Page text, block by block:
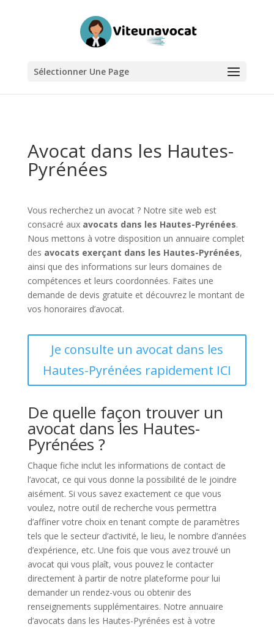
Sélectionner Une Page
Avocat dans les Hautes-
Pyrénées
Vous recherchez un avocat ? Notre site web est
consacré aux avocats dans les Hautes-Pyrénées.
Nous mettons à votre disposition un annuaire complet
des avocats exerçant dans les Hautes-Pyrénées,
ainsi que des informations sur leurs domaines de
compétences et leurs coordonnées. Faites une
demande de devis gratuite et découvrez le montant de
vos honoraires d’avocat.
Je consulte un avocat dans les
Hautes-Pyrénées rapidement ICI
De quelle façon trouver un
avocat dans les Hautes-
Pyrénées ?
Chaque fiche inclut les informations de contact de
l’avocat, ce qui vous donne la possibilité de le joindre
aisément. Si vous savez exactement ce que vous
voulez, notre outil de recherche vous permettra
d’affiner votre choix en tenant compte de paramètres
tels que le secteur d’activité, le lieu, le nombre d’années
d’expérience, etc. Une fois que vous avez trouvé un
avocat qui vous plaît, vous pouvez le contacter
directement à partir de notre plateforme pour lui
demander un rendez-vous ou obtenir des
renseignements supplémentaires. Notre annuaire
d’avocats dans les Hautes-Pyrénées est à votre